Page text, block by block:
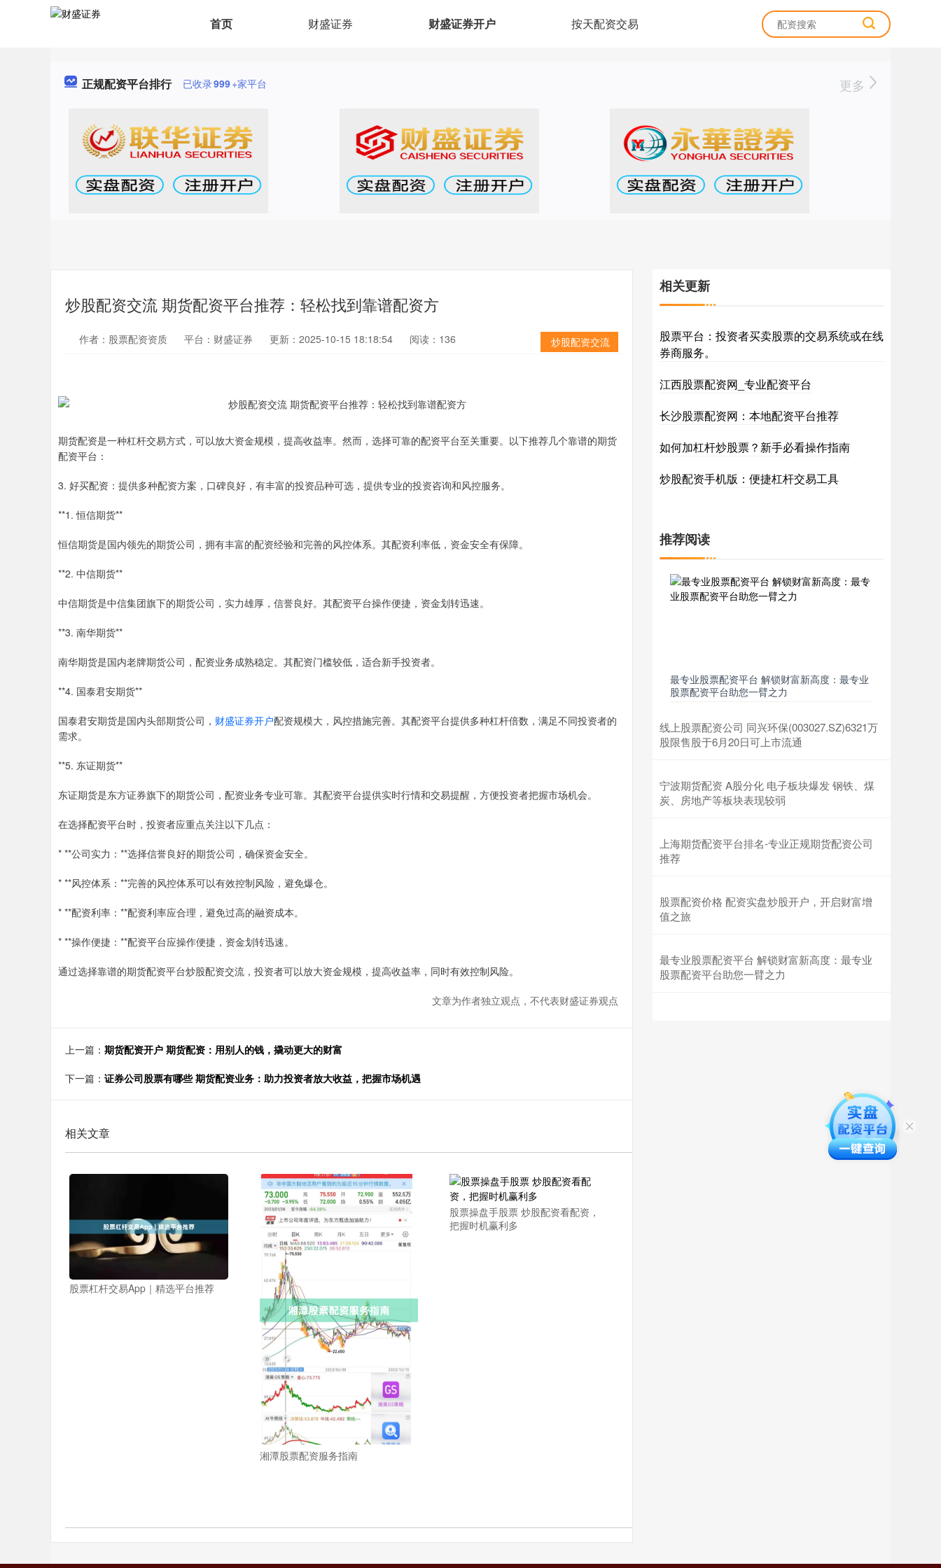
首页 财盛证券 财盛证券开户 按天配资交易
正规配资平台排行 已收录999+家平台 更多
炒股配资交流 期货配资平台推荐：轻松找到靠谱配资方
炒股配资交流
作者：股票配资资质 平台：财盛证券 更新：2025-10-15 18:18:54 阅读：136
期货配资是一种杠杆交易方式，可以放大资金规模，提高收益率。然而，选择可靠的配资平台至关重要。以下推荐几个靠谱的期货
配资平台：
3. 好买配资：提供多种配资方案，口碑良好，有丰富的投资品种可选，提供专业的投资咨询和风控服务。
**1. 恒信期货**
恒信期货是国内领先的期货公司，拥有丰富的配资经验和完善的风控体系。其配资利率低，资金安全有保障。
**2. 中信期货**
中信期货是中信集团旗下的期货公司，实力雄厚，信誉良好。其配资平台操作便捷，资金划转迅速。
**3. 南华期货**
南华期货是国内老牌期货公司，配资业务成熟稳定。其配资门槛较低，适合新手投资者。
**4. 国泰君安期货**
国泰君安期货是国内头部期货公司， 财盛证券开户配资规模大，风控措施完善。其配资平台提供多种杠杆倍数，满足不同投资者的
需求。
**5. 东证期货**
东证期货是东方证券旗下的期货公司，配资业务专业可靠。其配资平台提供实时行情和交易提醒，方便投资者把握市场机会。
在选择配资平台时，投资者应重点关注以下几点：
* **公司实力：**选择信誉良好的期货公司，确保资金安全。
* **风控体系：**完善的风控体系可以有效控制风险，避免爆仓。
* **配资利率：**配资利率应合理，避免过高的融资成本。
* **操作便捷：**配资平台应操作便捷，资金划转迅速。
通过选择靠谱的期货配资平台炒股配资交流，投资者可以放大资金规模，提高收益率，同时有效控制风险。
文章为作者独立观点，不代表财盛证券观点
上一篇： 期货配资开户 期货配资：用别人的钱，撬动更大的财富
下一篇： 证券公司股票有哪些 期货配资业务：助力投资者放大收益，把握市场机遇
相关文章
股票杠杆交易App｜精选平台推荐
湘潭股票配资服务指南
股票操盘手股票 炒股配资看配资，
把握时机赢利多
相关更新
股票平台：投资者买卖股票的交易系统或在线
券商服务。
江西股票配资网_专业配资平台
长沙股票配资网：本地配资平台推荐
如何加杠杆炒股票？新手必看操作指南
炒股配资手机版：便捷杠杆交易工具
推荐阅读
最专业股票配资平台 解锁财富新高度：最专业
股票配资平台助您一臂之力
线上股票配资公司 同兴环保(003027.SZ)6321万
股限售股于6月20日可上市流通
宁波期货配资 A股分化 电子板块爆发 钢铁、煤
炭、房地产等板块表现较弱
上海期货配资平台排名-专业正规期货配资公司
推荐
股票配资价格 配资实盘炒股开户，开启财富增
值之旅
最专业股票配资平台 解锁财富新高度：最专业
股票配资平台助您一臂之力